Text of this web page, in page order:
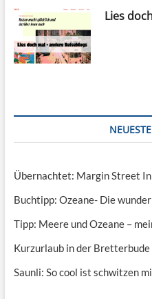
Lies
Übernachtet: Margin Street
Buchtipp: Ozeane- Die
Tipp: Meere und Ozeane –
Kurzurlaub in der
Saunli: So cool ist schwitzen